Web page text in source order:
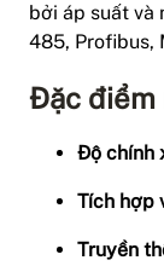
bởi áp suất và
485, Profibus,
Đặc điểm
Độ chính
Tích hợp
Truyền